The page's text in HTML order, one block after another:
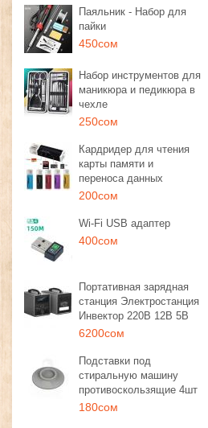
Паяльник - Набор для
пайки
450сом
Набор инструментов для
маникюра и педикюра в
чехле
250сом
Кардридер для чтения
карты памяти и
переноса данных
200сом
Wi-Fi USB адаптер
400сом
Портативная зарядная
станция Электростанция
Инвектор 220В 12В 5В
6200сом
Подставки под
стиральную машину
противоскользящие 4шт
180сом